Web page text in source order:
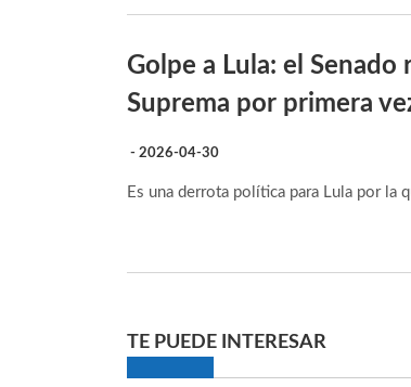
Golpe a Lula: el
Suprema por primera
- 2026-04-30
Es una derrota política para Lula por la
TE PUEDE INTERESAR